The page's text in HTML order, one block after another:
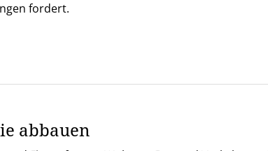
fordert.
abbauen